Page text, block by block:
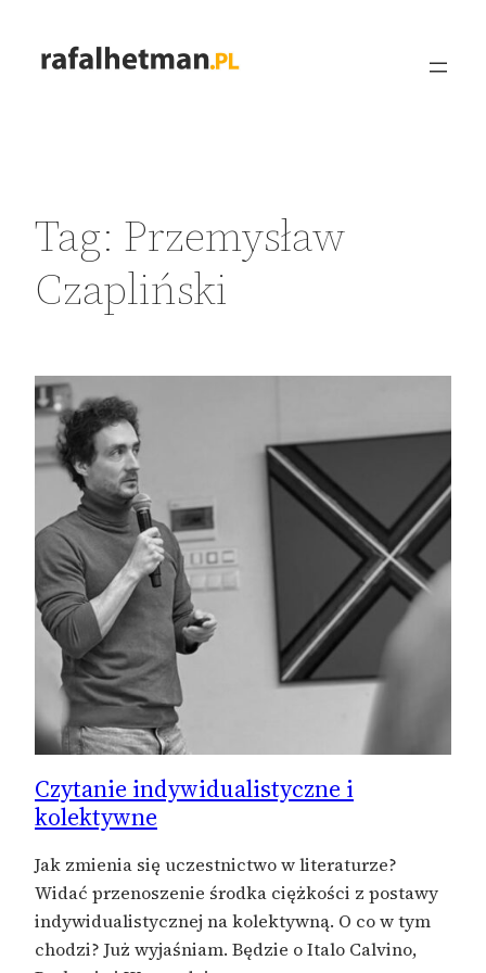
Tag: Przemysław
Czapliński
Czytanie indywidualistyczne i
kolektywne
Jak zmienia się uczestnictwo w literaturze?
Widać przenoszenie środka ciężkości z postawy
indywidualistycznej na kolektywną. O co w tym
chodzi? Już wyjaśniam. Będzie o Italo Calvino,